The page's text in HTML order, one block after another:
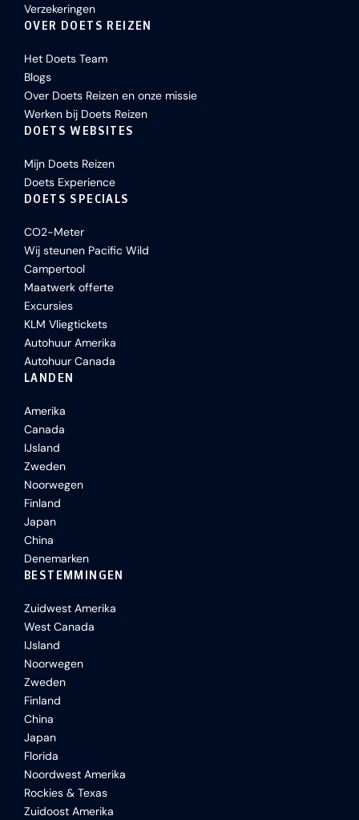
Verzekeringen
OVER DOETS REIZEN
Het Doets Team
Blogs
Over Doets Reizen en onze missie
Werken bij Doets Reizen
DOETS WEBSITES
Mijn Doets Reizen
Doets Experience
DOETS SPECIALS
CO2-Meter
Wij steunen Pacific Wild
Campertool
Maatwerk offerte
Excursies
KLM Vliegtickets
Autohuur Amerika
Autohuur Canada
LANDEN
Amerika
Canada
IJsland
Zweden
Noorwegen
Finland
Japan
China
Denemarken
BESTEMMINGEN
Zuidwest Amerika
West Canada
IJsland
Noorwegen
Zweden
Finland
China
Japan
Florida
Noordwest Amerika
Rockies & Texas
Zuidoost Amerika